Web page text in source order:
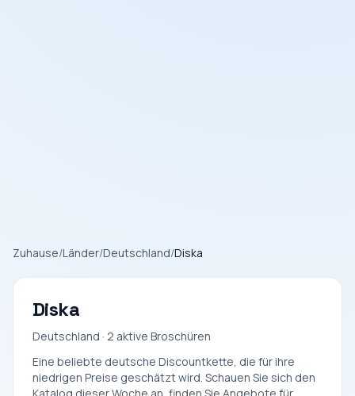
Zuhause/Länder/Deutschland/Diska
Diska
Deutschland · 2 aktive Broschüren
Eine beliebte deutsche Discountkette, die für ihre
niedrigen Preise geschätzt wird. Schauen Sie sich den